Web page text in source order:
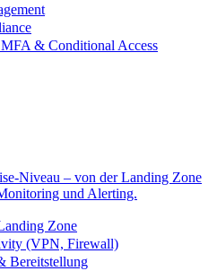
& Conditional Access
Niveau – von der Landing Zone
und Alerting.
Zone
(VPN, Firewall)
Bereitstellung